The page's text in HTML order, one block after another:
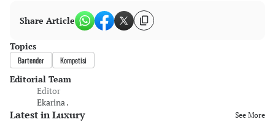
Share Article
Topics
Bartender Kompetisi
Editorial Team
Editor
Ekarina .
Latest in Luxury See More